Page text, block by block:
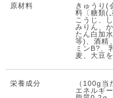
原材料
きゅうり(
料〔糖類(
こうじ、
みりん、
たん白加
等)、酒精
ミンB?、
麦、大豆
栄養成分
（100g当
エネルギ